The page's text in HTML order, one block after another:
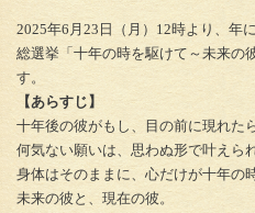
2025年6月23日（月）12時より、年
総選挙「十年の時を駆けて～未来の
す。
【あらすじ】
十年後の彼がもし、目の前に現れ
何気ない願いは、思わぬ形で叶えられ
身体はそのままに、心だけが十年の
未来の彼と、現在の彼。